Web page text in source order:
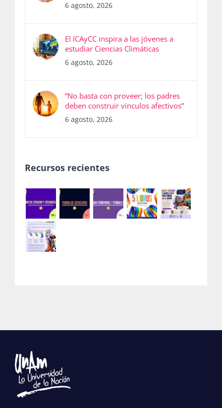
6 agosto, 2026
El ICAyCC inspira a las jóvenes a
estudiar Ciencias Climáticas
6 agosto, 2026
“No basta con proveer; los padres
deben construir vínculos afectivos”
6 agosto, 2026
Recursos recientes